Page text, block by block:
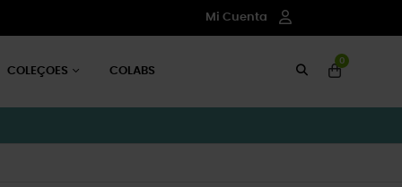
Mi Cuenta
COLEÇOES COLABS
0